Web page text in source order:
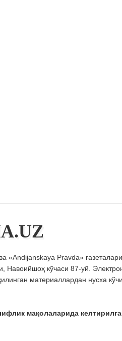
«Andijanskaya Pravda»
Навоийшоҳ кўчаси 87-уй.
материаллардан нусха
мақолаларида